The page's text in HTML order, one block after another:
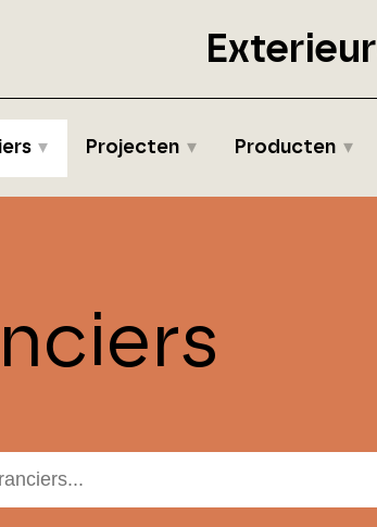
Exterieur
Projecten Producten